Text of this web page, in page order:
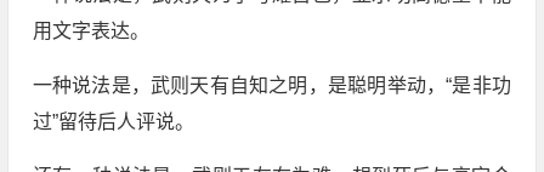
用文字表达。
一种说法是，武则天有自知之明，是聪明举动，“是非功
过”留待后人评说。